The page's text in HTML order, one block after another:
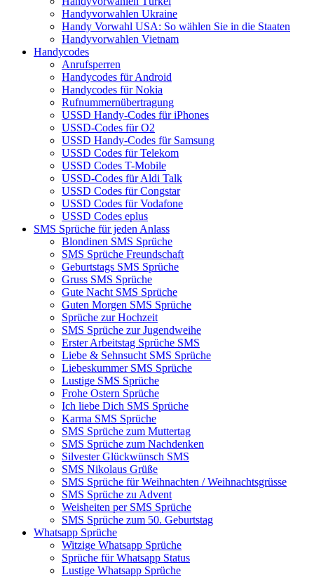
Handyvorwahlen Ukraine
Handy Vorwahl USA: So wählen Sie in die Staaten
Handyvorwahlen Vietnam
Handycodes
Anrufsperren
Handycodes für Android
Handycodes für Nokia
Rufnummernübertragung
USSD Handy-Codes für iPhones
USSD-Codes für O2
USSD Handy-Codes für Samsung
USSD Codes für Telekom
USSD Codes T-Mobile
USSD-Codes für Aldi Talk
USSD Codes für Congstar
USSD Codes für Vodafone
USSD Codes eplus
SMS Sprüche für jeden Anlass
Blondinen SMS Sprüche
SMS Sprüche Freundschaft
Geburtstags SMS Sprüche
Gruss SMS Sprüche
Gute Nacht SMS Sprüche
Guten Morgen SMS Sprüche
Sprüche zur Hochzeit
SMS Sprüche zur Jugendweihe
Erster Arbeitstag Sprüche SMS
Liebe & Sehnsucht SMS Sprüche
Liebeskummer SMS Sprüche
Lustige SMS Sprüche
Frohe Ostern Sprüche
Ich liebe Dich SMS Sprüche
Karma SMS Sprüche
SMS Sprüche zum Muttertag
SMS Sprüche zum Nachdenken
Silvester Glückwünsch SMS
SMS Nikolaus Grüße
SMS Sprüche für Weihnachten / Weihnachtsgrüsse
SMS Sprüche zu Advent
Weisheiten per SMS Sprüche
SMS Sprüche zum 50. Geburtstag
Whatsapp Sprüche
Witzige Whatsapp Sprüche
Sprüche für Whatsapp Status
Lustige Whatsapp Sprüche